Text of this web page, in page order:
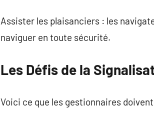
Assister les plaisanciers : les
naviguer en toute sécurité.
Les Défis de la
Voici ce que les gestionnaires